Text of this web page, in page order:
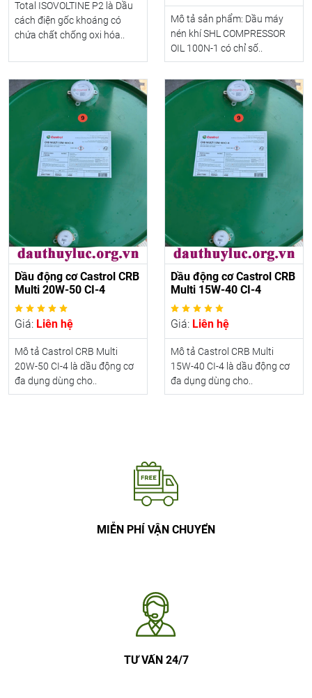
Total ISOVOLTINE P2 là Dầu
cách điện gốc khoáng có
chứa chất chống oxi hóa..
Mô tả sản phẩm: Dầu máy
nén khí SHL COMPRESSOR
OIL 100N-1 có chỉ số..
Dầu động cơ Castrol CRB
Multi 20W-50 CI-4
Giá: Liên hệ
Mô tả Castrol CRB Multi
20W-50 CI-4 là dầu động cơ
đa dụng dùng cho..
Dầu động cơ Castrol CRB
Multi 15W-40 CI-4
Giá: Liên hệ
Mô tả Castrol CRB Multi
15W-40 CI-4 là dầu động cơ
đa dụng dùng cho..
MIỄN PHÍ VẬN CHUYỂN
TƯ VẤN 24/7